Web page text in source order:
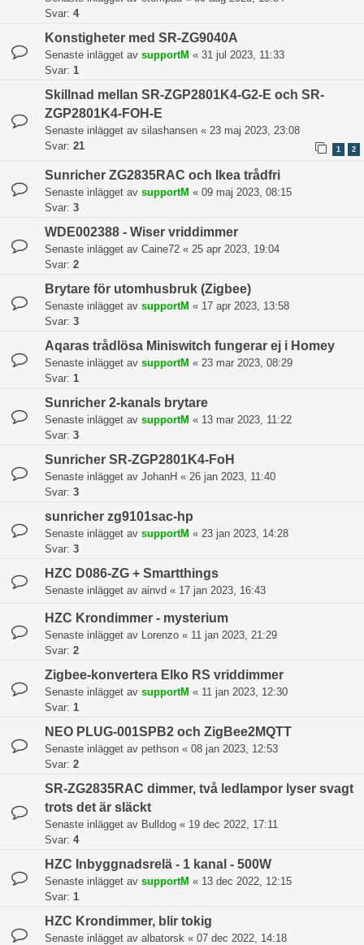
Svar: 4
Konstigheter med SR-ZG9040A
Senaste inlägget av supportM « 31 jul 2023, 11:33
Svar: 1
Skillnad mellan SR-ZGP2801K4-G2-E och SR-
ZGP2801K4-FOH-E
Senaste inlägget av silashansen « 23 maj 2023, 23:08
Svar: 21 1 2
Sunricher ZG2835RAC och Ikea trådfri
Senaste inlägget av supportM « 09 maj 2023, 08:15
Svar: 3
WDE002388 - Wiser vriddimmer
Senaste inlägget av Caine72 « 25 apr 2023, 19:04
Svar: 2
Brytare för utomhusbruk (Zigbee)
Senaste inlägget av supportM « 17 apr 2023, 13:58
Svar: 3
Aqaras trådlösa Miniswitch fungerar ej i Homey
Senaste inlägget av supportM « 23 mar 2023, 08:29
Svar: 1
Sunricher 2-kanals brytare
Senaste inlägget av supportM « 13 mar 2023, 11:22
Svar: 3
Sunricher SR-ZGP2801K4-FoH
Senaste inlägget av JohanH « 26 jan 2023, 11:40
Svar: 3
sunricher zg9101sac-hp
Senaste inlägget av supportM « 23 jan 2023, 14:28
Svar: 3
HZC D086-ZG + Smartthings
Senaste inlägget av ainvd « 17 jan 2023, 16:43
HZC Krondimmer - mysterium
Senaste inlägget av Lorenzo « 11 jan 2023, 21:29
Svar: 2
Zigbee-konvertera Elko RS vriddimmer
Senaste inlägget av supportM « 11 jan 2023, 12:30
Svar: 1
NEO PLUG-001SPB2 och ZigBee2MQTT
Senaste inlägget av pethson « 08 jan 2023, 12:53
Svar: 2
SR-ZG2835RAC dimmer, två ledlampor lyser svagt
trots det är släckt
Senaste inlägget av Bulldog « 19 dec 2022, 17:11
Svar: 4
HZC Inbyggnadsrelä - 1 kanal - 500W
Senaste inlägget av supportM « 13 dec 2022, 12:15
Svar: 1
HZC Krondimmer, blir tokig
Senaste inlägget av albatorsk « 07 dec 2022, 14:18